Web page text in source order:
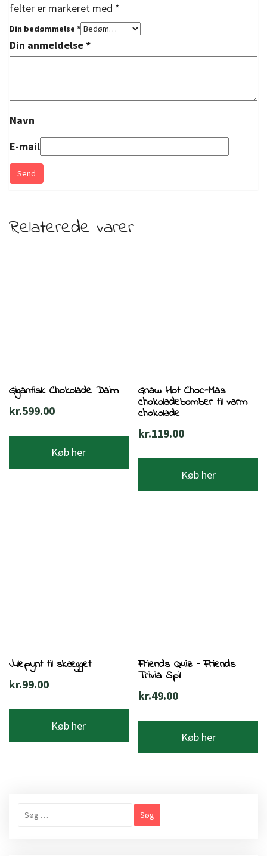
felter er markeret med *
Din bedømmelse *
Din anmeldelse*
Navn
E-mail
Relaterede varer
Gigantisk Chokolade Daim
kr.599.00
Køb her
Gnaw Hot Choc-Mas
chokoladebomber til varm
chokolade
kr.119.00
Køb her
Julepynt til skægget
kr.99.00
Køb her
Friends Quiz – Friends
Trivia Spil
kr.49.00
Køb her
efter: